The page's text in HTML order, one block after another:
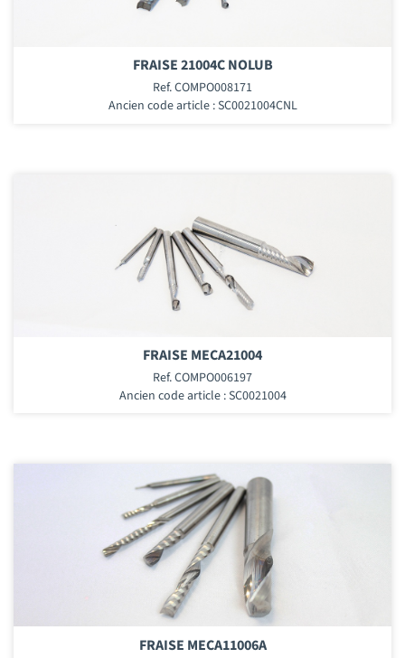
FRAISE 21004C NOLUB
Ref. COMPO008171
Ancien code article : SC0021004CNL
FRAISE MECA21004
Ref. COMPO006197
Ancien code article : SC0021004
FRAISE MECA11006A